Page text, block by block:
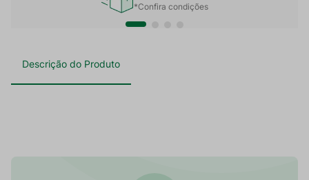
*Confira condições
Descrição do Produto